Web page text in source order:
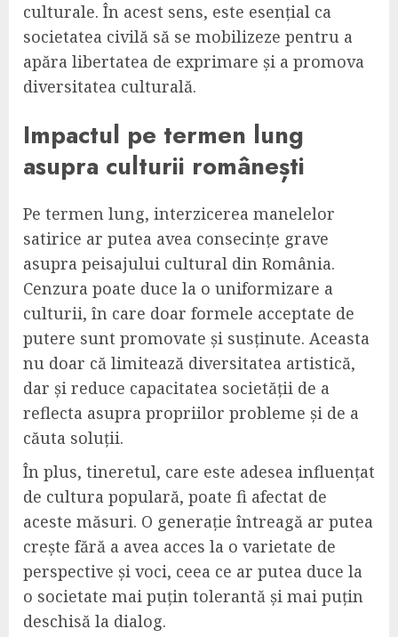
culturale. În acest sens, este esențial ca
societatea civilă să se mobilizeze pentru a
apăra libertatea de exprimare și a promova
diversitatea culturală.
Impactul pe termen lung
asupra culturii românești
Pe termen lung, interzicerea manelelor
satirice ar putea avea consecințe grave
asupra peisajului cultural din România.
Cenzura poate duce la o uniformizare a
culturii, în care doar formele acceptate de
putere sunt promovate și susținute. Aceasta
nu doar că limitează diversitatea artistică,
dar și reduce capacitatea societății de a
reflecta asupra propriilor probleme și de a
căuta soluții.
În plus, tineretul, care este adesea influențat
de cultura populară, poate fi afectat de
aceste măsuri. O generație întreagă ar putea
crește fără a avea acces la o varietate de
perspective și voci, ceea ce ar putea duce la
o societate mai puțin tolerantă și mai puțin
deschisă la dialog.